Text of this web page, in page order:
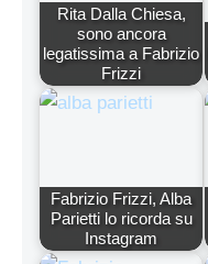
Rita Dalla Chiesa,
sono ancora
legatissima a Fabrizio
Frizzi
Fabrizio Frizzi, Alba
Parietti lo ricorda su
Instagram